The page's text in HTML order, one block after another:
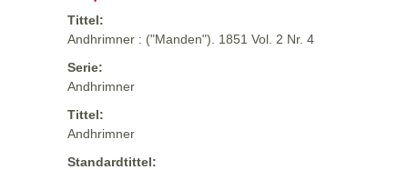
Tittel:
Andhrimner : ("Manden"). 1851 Vol. 2 Nr. 4
Serie:
Andhrimner
Tittel:
Andhrimner
Standardtittel: